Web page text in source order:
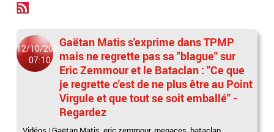
12/10/2021
07:10
Gaëtan Matis s'exprime dans TPMP
mais ne regrette pas sa "blague" sur
Eric Zemmour et le Bataclan : "Ce que
je regrette c'est de ne plus être au Point
Virgule et que tout se soit emballé" -
Regardez